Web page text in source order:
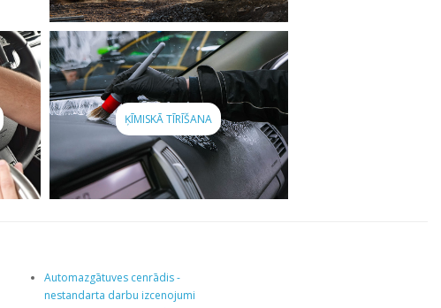
ĶĪMISKĀ TĪRĪŠANA
Automazgātuves cenrādis -
nestandarta darbu izcenojumi